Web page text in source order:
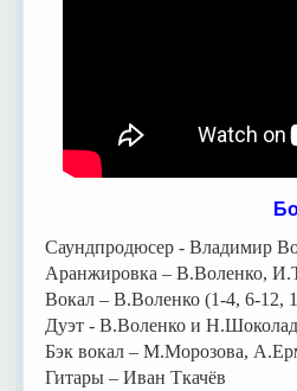
Саундпродюсер - Владимир
Аранжировка – В.Воленко,
Вокал – В.Воленко (1-4, 6-12,
Дуэт - В.Воленко и
Бэк вокал – М.Морозова,
Гитары – Иван Ткачёв